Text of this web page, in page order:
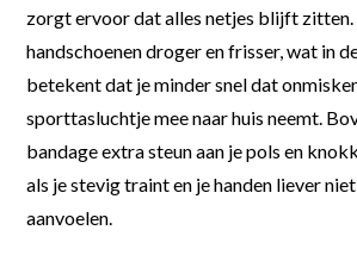
zorgt ervoor dat alles netjes blijft zitten.
handschoenen droger en frisser, wat in
betekent dat je minder snel dat
sporttasluchtje mee naar huis neemt.
bandage extra steun aan je pols en
als je stevig traint en je handen liever
aanvoelen.